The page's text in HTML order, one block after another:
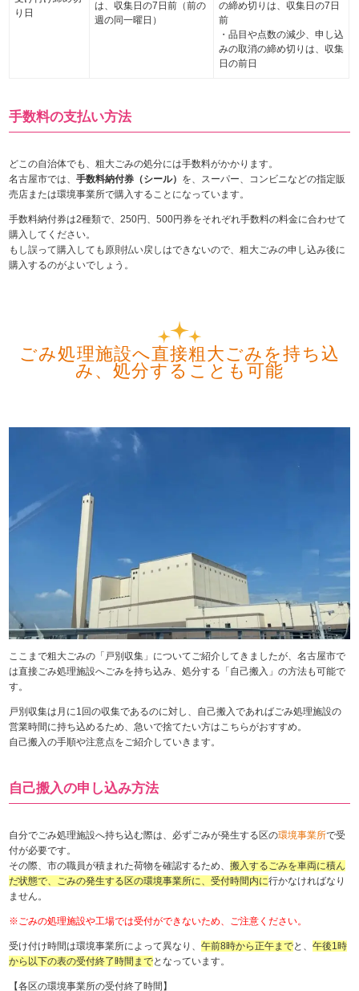
り日
は、収集日の7日前（前の
週の同一曜日）
の締め切りは、収集日の7日
前
・品目や点数の減少、申し込
みの取消の締め切りは、収集
日の前日
手数料の支払い方法
どこの自治体でも、粗大ごみの処分には手数料がかかります。
名古屋市では、手数料納付券（シール） を、スーパー、コンビニなどの指定販
売店または環境事業所で購入することになっています。
手数料納付券は2種類で、250円、500円券をそれぞれ手数料の料金に合わせて
購入してください。
もし誤って購入しても原則払い戻しはできないので、粗大ごみの申し込み後に
購入するのがよいでしょう。
ごみ処理施設へ直接粗大ごみを持ち込
み、処分することも可能
ここまで粗大ごみの「戸別収集」についてご紹介してきましたが、名古屋市で
は直接ごみ処理施設へごみを持ち込み、処分する「自己搬入」の方法も可能で
す。
戸別収集は月に1回の収集であるのに対し、自己搬入であればごみ処理施設の
営業時間に持ち込めるため、急いで捨てたい方はこちらがおすすめ。
自己搬入の手順や注意点をご紹介していきます。
自己搬入の申し込み方法
自分でごみ処理施設へ持ち込む際は、必ずごみが発生する区の環境事業所で受
付が必要です。
その際、市の職員が積まれた荷物を確認するため、搬入するごみを車両に積ん
だ状態で、ごみの発生する区の環境事業所に、受付時間内に行かなければなり
ません。
※ごみの処理施設や工場では受付ができないため、ご注意ください。
受け付け時間は環境事業所によって異なり、午前8時から正午までと、午後1時
から以下の表の受付終了時間までとなっています。
【各区の環境事業所の受付終了時間】